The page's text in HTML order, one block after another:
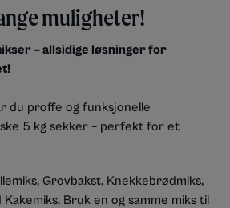
muligheter!
– allsidige løsninger for
du proffe og funksjonelle
5 kg sekker – perfekt for et
Grovbakst, Knekkebrødmiks,
Bruk en og samme miks til